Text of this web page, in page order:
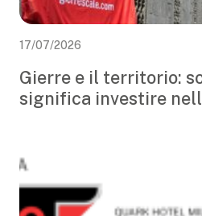
17/07/2026
Gierre e il territorio:
significa investire